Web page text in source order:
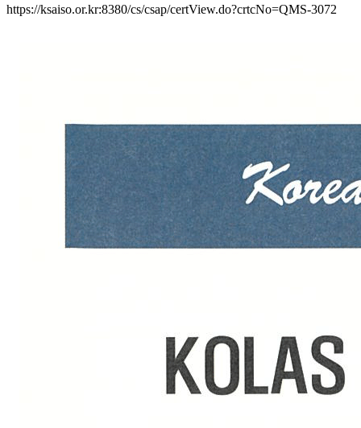
https://ksaiso.or.kr:8380/cs/csap/certView.do?crtcNo=QMS-3072